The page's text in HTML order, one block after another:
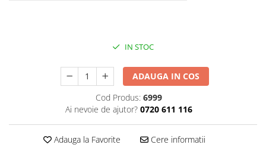
IN STOC
ADAUGA IN COS
Cod Produs: 6999
Ai nevoie de ajutor? 0720 611 116
Adauga la Favorite Cere informatii